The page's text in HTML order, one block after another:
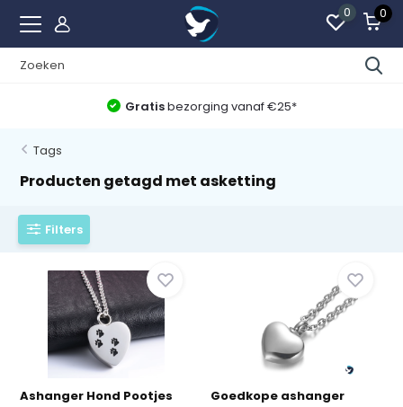
0 0
Gratisbezorging vanaf €25*
Tags
Producten getagd met asketting
Filters
Ashanger Hond Pootjes
Goedkope ashanger